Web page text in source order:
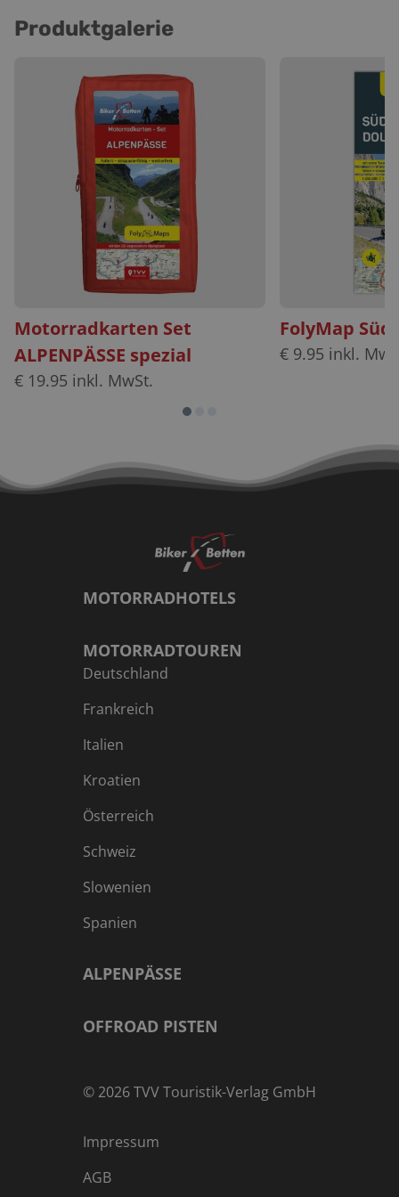
Vanoi, in Herzen des Trentino auf 750 Meter Höhe.
Produktgalerie
Motorradkarten Set
ALPENPÄSSE spezial
€ 19.95 inkl. MwSt.
FolyMap
€ 9.95 inkl.
MOTORRADHOTELS
MOTORRADTOUREN
Deutschland
Frankreich
Italien
Kroatien
Österreich
Schweiz
Slowenien
Spanien
ALPENPÄSSE
OFFROAD PISTEN
© 2026TVV Touristik-Verlag GmbH
Impressum
AGB